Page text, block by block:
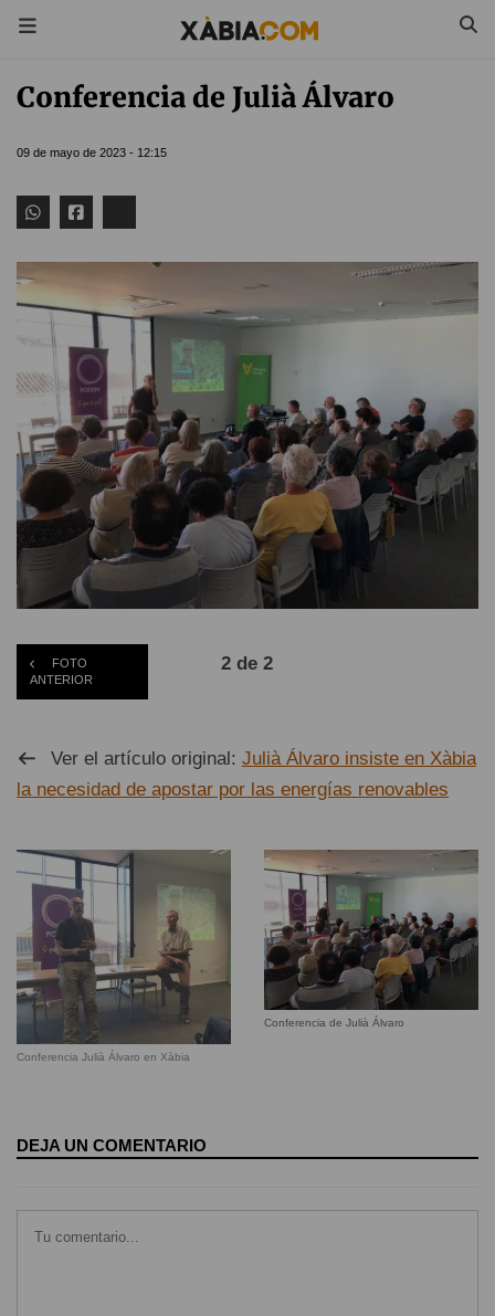
Conferencia de Julià Álvaro
09 de mayo de 2023 - 12:15
FOTO
ANTERIOR
2 de 2
Ver el artículo original: Julià Álvaro insiste en Xàbia
la necesidad de apostar por las energías renovables
Conferencia Julià Álvaro en Xàbia
Conferencia de Julià Álvaro
DEJA UN COMENTARIO